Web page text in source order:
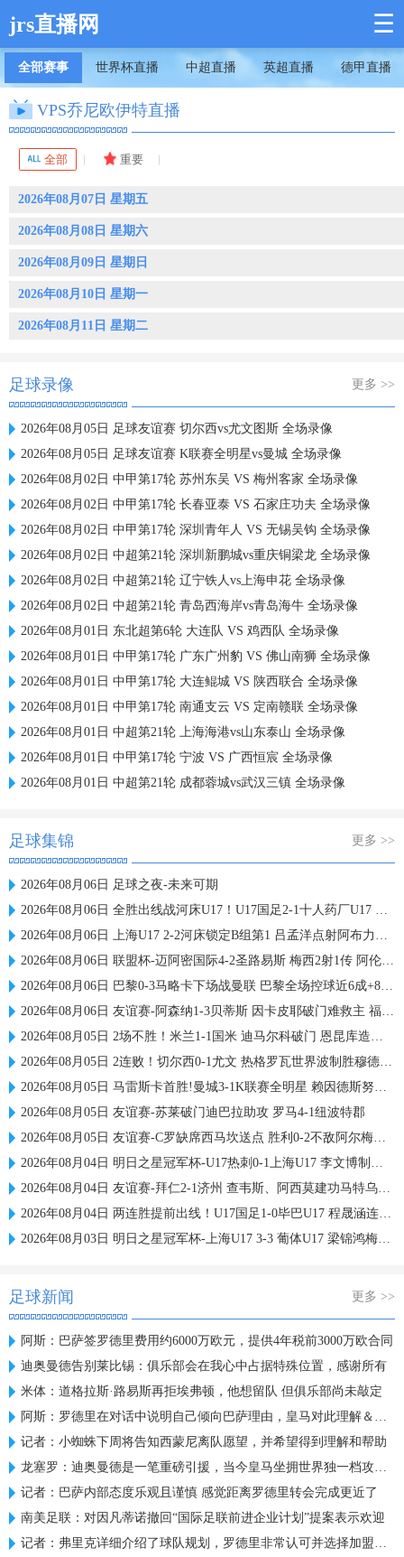
jrs直播网 ☰
全部赛事 世界杯直播 中超直播 英超直播 德甲直播
VPS乔尼欧伊特直播
2026年08月07日 星期五
2026年08月08日 星期六
2026年08月09日 星期日
2026年08月10日 星期一
2026年08月11日 星期二
足球录像 更多 >>
2026年08月05日 足球友谊赛 切尔西vs尤文图斯 全场录像
2026年08月05日 足球友谊赛 K联赛全明星vs曼城 全场录像
2026年08月02日 中甲第17轮 苏州东吴 VS 梅州客家 全场录像
2026年08月02日 中甲第17轮 长春亚泰 VS 石家庄功夫 全场录像
2026年08月02日 中甲第17轮 深圳青年人 VS 无锡吴钩 全场录像
2026年08月02日 中超第21轮 深圳新鹏城vs重庆铜梁龙 全场录像
2026年08月02日 中超第21轮 辽宁铁人vs上海申花 全场录像
2026年08月02日 中超第21轮 青岛西海岸vs青岛海牛 全场录像
2026年08月01日 东北超第6轮 大连队 VS 鸡西队 全场录像
2026年08月01日 中甲第17轮 广东广州豹 VS 佛山南狮 全场录像
2026年08月01日 中甲第17轮 大连鲲城 VS 陕西联合 全场录像
2026年08月01日 中甲第17轮 南通支云 VS 定南赣联 全场录像
2026年08月01日 中超第21轮 上海海港vs山东泰山 全场录像
2026年08月01日 中甲第17轮 宁波 VS 广西恒宸 全场录像
2026年08月01日 中超第21轮 成都蓉城vs武汉三镇 全场录像
足球集锦 更多 >>
2026年08月06日 足球之夜-未来可期
2026年08月06日 全胜出线战河床U17！U17国足2-1十人药厂U17 赵松源登场1分钟传射
2026年08月06日 上海U17 2-2河床锁定B组第1 吕孟洋点射阿布力米破门 将战A组第2
2026年08月06日 联盟杯-迈阿密国际4-2圣路易斯 梅西2射1传 阿伦助攻戴帽
2026年08月06日 巴黎0-3马略卡下场战曼联 巴黎全场控球近6成+8射3正未果
2026年08月06日 友谊赛-阿森纳1-3贝蒂斯 因卡皮耶破门难救主 福纳尔斯1射2传
2026年08月05日 2场不胜！米兰1-1国米 迪马尔科破门 恩昆库造点+点射拉莫斯登场
2026年08月05日 2连败！切尔西0-1尤文 热格罗瓦世界波制胜穆德里克时隔614天复出
2026年08月05日 马雷斯卡首胜!曼城3-1K联赛全明星 赖因德斯努里破门塞梅尼奥助攻
2026年08月05日 友谊赛-苏莱破门迪巴拉助攻 罗马4-1纽波特郡
2026年08月05日 友谊赛-C罗缺席西马坎送点 胜利0-2不敌阿尔梅里亚
2026年08月04日 明日之星冠军杯-U17热刺0-1上海U17 李文博制胜球
2026年08月04日 友谊赛-拜仁2-1济州 查韦斯、阿西莫建功马特乌斯彩虹过人送助攻
2026年08月04日 两连胜提前出线！U17国足1-0毕巴U17 程晟涵连场破门赵松源中楣
2026年08月03日 明日之星冠军杯-上海U17 3-3 葡体U17 梁锦鸿梅开二度
足球新闻 更多 >>
阿斯：巴萨签罗德里费用约6000万欧元，提供4年税前3000万欧合同
迪奥曼德告别莱比锡：俱乐部会在我心中占据特殊位置，感谢所有
米体：道格拉斯·路易斯再拒埃弗顿，他想留队 但俱乐部尚未敲定
阿斯：罗德里在对话中说明自己倾向巴萨理由，皇马对此理解＆祝好
记者：小蜘蛛下周将告知西蒙尼离队愿望，并希望得到理解和帮助
龙塞罗：迪奥曼德是一笔重磅引援，当今皇马坐拥世界独一档攻击线
记者：巴萨内部态度乐观且谨慎 感觉距离罗德里转会完成更近了
南美足联：对因凡蒂诺撤回“国际足联前进企业计划”提案表示欢迎
记者：弗里克详细介绍了球队规划，罗德里非常认可并选择加盟巴萨